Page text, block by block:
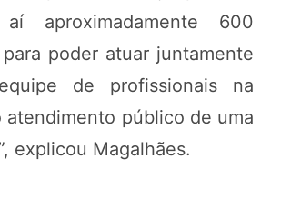
aproximadamente 600
poder atuar juntamente
de profissionais na
atendimento público de uma
explicou Magalhães.